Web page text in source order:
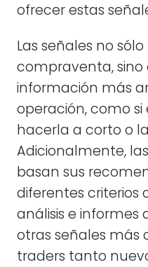
ofrecer estas
Las señales no
compraventa,
información más
operación, como
hacerla a corto o
Adicionalmente,
basan sus
diferentes criterios
análisis e informes
otras señales más
traders tanto